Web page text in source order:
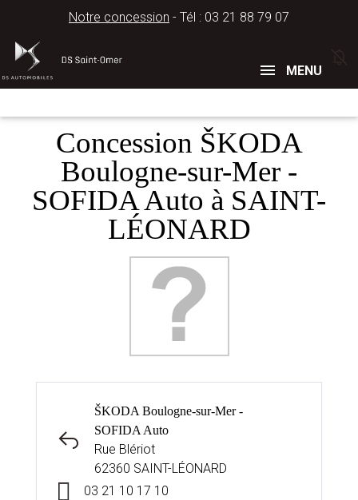
Notre concession - Tél : 03 21 88 79 07
Concessions
MENU
Concession ŠKODA
Boulogne-sur-Mer -
SOFIDA Auto à SAINT-
LÉONARD
ŠKODA Boulogne-sur-Mer -
SOFIDA Auto
Rue Blériot
62360 SAINT-LÉONARD
03 21 10 17 10